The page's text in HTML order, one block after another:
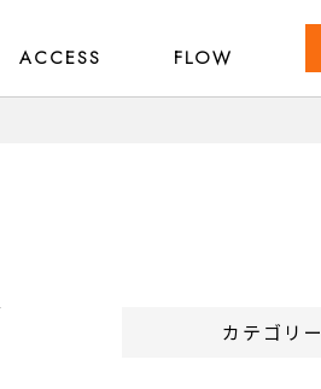
ACCESS FLOW
カテゴリー